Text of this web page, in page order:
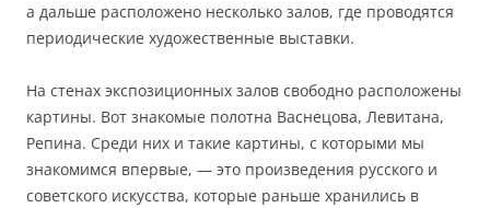
а дальше расположено несколько залов, где проводятся
периодические художественные выставки.
На стенах экспозиционных залов свободно расположены
картины. Вот знакомые полотна Васнецова, Левитана,
Репина. Среди них и такие картины, с которыми мы
знакомимся впервые, — это произведения русского и
советского искусства, которые раньше хранились в